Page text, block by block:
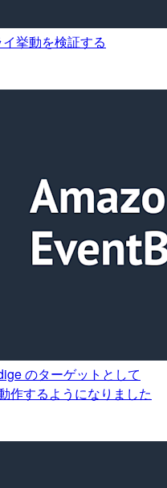
挙動を検証する
のターゲットとして
作するようになりました